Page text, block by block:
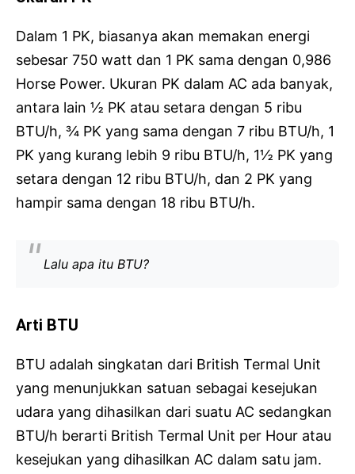
Dalam 1 PK, biasanya akan memakan energi
sebesar 750 watt dan 1 PK sama dengan 0,986
Horse Power. Ukuran PK dalam AC ada banyak,
antara lain ½ PK atau setara dengan 5 ribu
BTU/h, ¾ PK yang sama dengan 7 ribu BTU/h, 1
PK yang kurang lebih 9 ribu BTU/h, 1½ PK yang
setara dengan 12 ribu BTU/h, dan 2 PK yang
hampir sama dengan 18 ribu BTU/h.
Lalu apa itu BTU?
Arti BTU
BTU adalah singkatan dari British Termal Unit
yang menunjukkan satuan sebagai kesejukan
udara yang dihasilkan dari suatu AC sedangkan
BTU/h berarti British Termal Unit per Hour atau
kesejukan yang dihasilkan AC dalam satu jam.